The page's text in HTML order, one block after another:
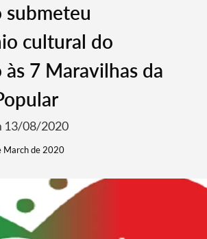
submeteu
cultural do
7 Maravilhas da
13/08/2020
March de 2020